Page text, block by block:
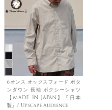
6オンス オックスフォード ボタ
ンダウン 長袖 ボクシーシャツ
【MADE IN JAPAN】『日本
製』/ Upscape Audience